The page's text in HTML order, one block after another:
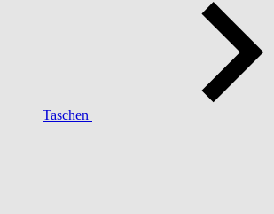
Taschen